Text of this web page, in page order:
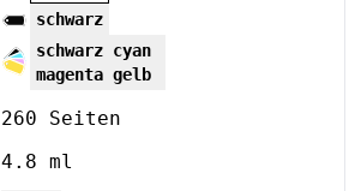
schwarz
schwarz cyan
magenta gelb
260 Seiten
4.8 ml